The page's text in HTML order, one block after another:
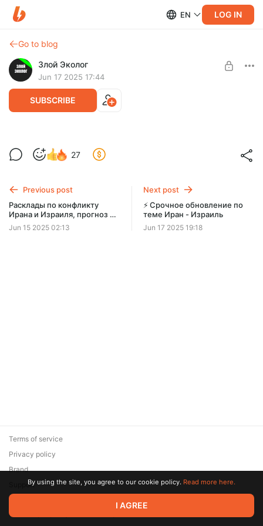
EN LOG IN
Go to blog
Злой Эколог
Jun 17 2025 17:44
SUBSCRIBE
Искусственный интеллект во время
Ирано - Израильского конфликта
Level required:
SUBSCRIBE
Limited (29 remaining)
27
Previous post
Расклады по конфликту
Ирана и Израиля, прогноз на
ближайшие 2 недели
Jun 15 2025 02:13
Next post
⚡️ Срочное обновление по
теме Иран - Израиль
Jun 17 2025 19:18
© 2026 Zaya Solutions Limited. All rights reserved. All trademarks
are the property of their respective owners.
Terms of service
Privacy policy
Brand
SupportBy using the site, you agree to our cookie policy. Read more here.
I AGREE